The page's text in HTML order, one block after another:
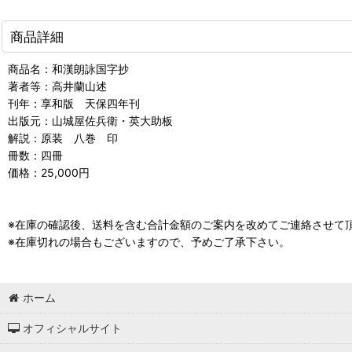
商品詳細
商品名：和漢朗詠国字抄
著者等：高井蘭山述
刊年：享和版 天保四年刊
出版元：山城屋佐兵衛・英大助板
解説：原装 八巻 印
冊数：四冊
価格：25,000円
※在庫の確認後、送料を含む合計金額のご案内を改めてご連絡させて
※在庫切れの場合もございますので、予めご了承下さい。
ホーム
オフィシャルサイト